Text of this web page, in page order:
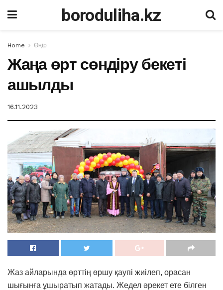
boroduliha.kz
Home Өңір
Жаңа өрт сөндіру бекеті
ашылды
16.11.2023
Жаз айларында өрттің өршу қаупі жиілеп, орасан
шығынға ұшыратып жатады. Жедел әрекет ете білген